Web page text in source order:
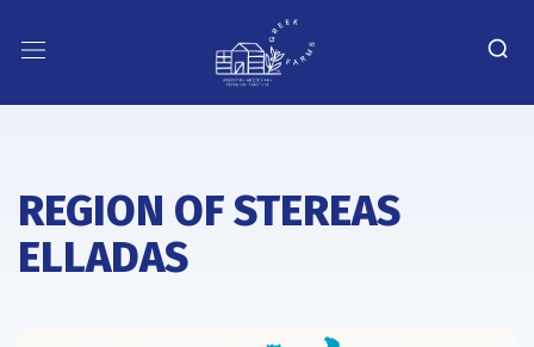
REGION OF STEREAS
ELLADAS